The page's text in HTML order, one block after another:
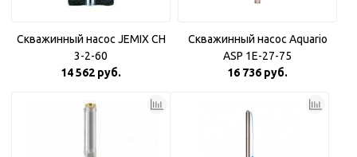
Скважинный насос JEMIX CH
3-2-60
14 562 руб.
Скважинный насос Aquario
ASP 1E-27-75
16 736 руб.